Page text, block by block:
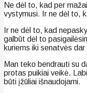
Ne dėl to, kad per
vystymusi. Ir ne dėl to,
Ir ne dėl to, kad
galbūt dėl to
kuriems iki senatvės dar
Man teko bendrauti su
protas puikiai veikė.
būti įžūliai išnaudojami.